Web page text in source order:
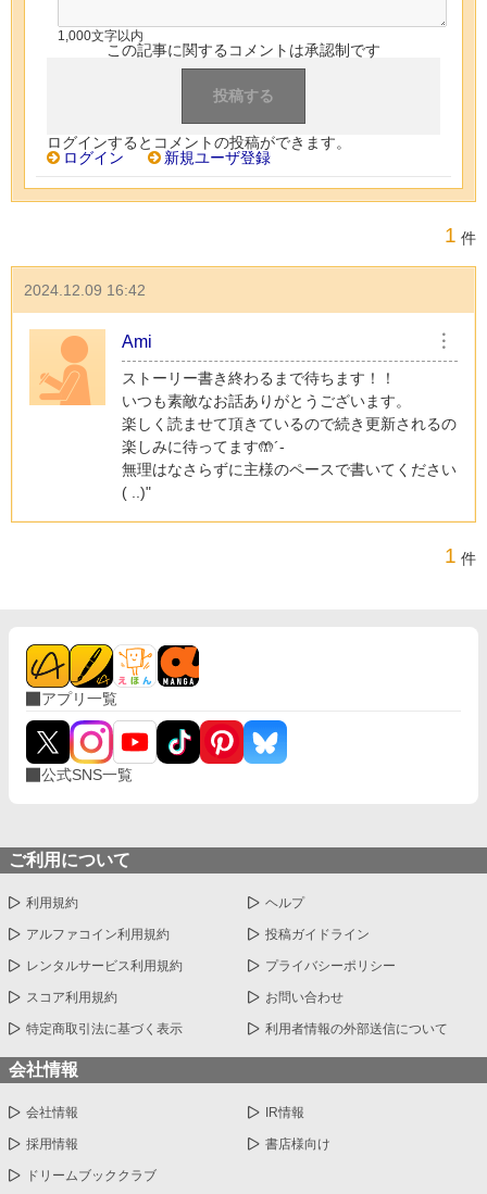
1,000文字以内
この記事に関するコメントは承認制です
ログインするとコメントの投稿ができます。
ログイン
新規ユーザ登録
1 件
2024.12.09 16:42
Ami ︙
ストーリー書き終わるまで待ちます！！
いつも素敵なお話ありがとうございます。
楽しく読ませて頂きているので続き更新されるの
楽しみに待ってます🤲´-
無理はなさらずに主様のペースで書いてください
( ..)"
1 件
アプリ一覧
公式SNS一覧
ご利用について
利用規約 ヘルプ
アルファコイン利用規約 投稿ガイドライン
レンタルサービス利用規約 プライバシーポリシー
スコア利用規約 お問い合わせ
特定商取引法に基づく表示 利用者情報の外部送信について
会社情報
会社情報 IR情報
採用情報 書店様向け
ドリームブッククラブ